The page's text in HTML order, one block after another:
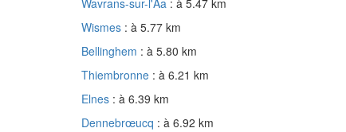
Wavrans-sur-l'Aa : à 5.47 km
Wismes : à 5.77 km
Bellinghem : à 5.80 km
Thiembronne : à 6.21 km
Elnes : à 6.39 km
Dennebrœucq : à 6.92 km